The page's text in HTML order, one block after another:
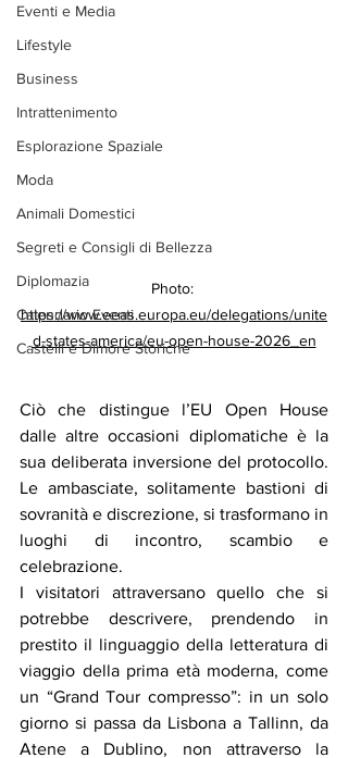
Eventi e Media
Lifestyle
Business
Intrattenimento
Esplorazione Spaziale
Moda
Animali Domestici
Segreti e Consigli di Bellezza
Diplomazia
Calendario Eventi
Castelli e Dimore Storiche
Photo:
https://www.eeas.europa.eu/delegations/unite
d-states-america/eu-open-house-2026_en
Ciò che distingue l’EU Open House
dalle altre occasioni diplomatiche è la
sua deliberata inversione del protocollo.
Le ambasciate, solitamente bastioni di
sovranità e discrezione, si trasformano in
luoghi di incontro, scambio e
celebrazione.
I visitatori attraversano quello che si
potrebbe descrivere, prendendo in
prestito il linguaggio della letteratura di
viaggio della prima età moderna, come
un “Grand Tour compresso”: in un solo
giorno si passa da Lisbona a Tallinn, da
Atene a Dublino, non attraverso la